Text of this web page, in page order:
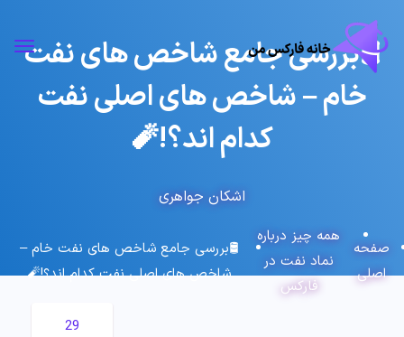
🛢بررسی جامع شاخص های نفت
خام – شاخص های اصلی نفت
کدام اند؟!🧨
اشکان جواهری
صفحه
اصلی
همه چیز درباره
نماد نفت در
فارکس
🛢بررسی جامع شاخص های نفت خام –
شاخص های اصلی نفت کدام اند؟!🧨
29